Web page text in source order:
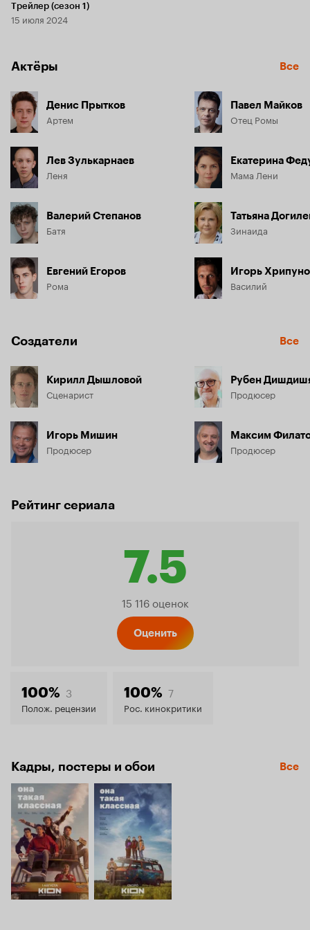
Трейлер (сезон 1)
15 июля 2024
Актёры Все
Денис Прытков
Артем
Лев Зулькарнаев
Леня
Валерий Степанов
Батя
Евгений Егоров
Рома
Павел Майков
Отец Ромы
Екатерина
Мама Лени
Татьяна
Зинаида
Игорь
Василий
Создатели Все
Кирилл Дышловой
Сценарист
Игорь Мишин
Продюсер
Рубен
Продюсер
Максим
Продюсер
Рейтинг сериала
7.5
Рейтинг
7.5
15 116 оценок
Оценить
100% 3
Полож. рецензии
100% 7
Рос. кинокритики
Кадры, постеры и обои Все